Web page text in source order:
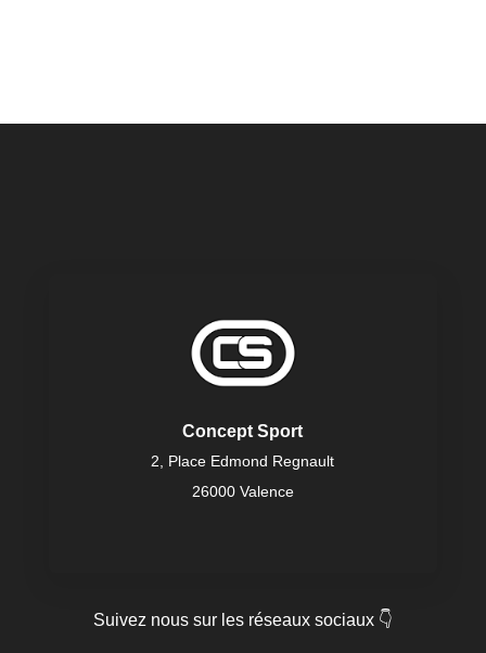
Concept Sport
2, Place Edmond Regnault
26000 Valence
Suivez nous sur les réseaux sociaux 👇